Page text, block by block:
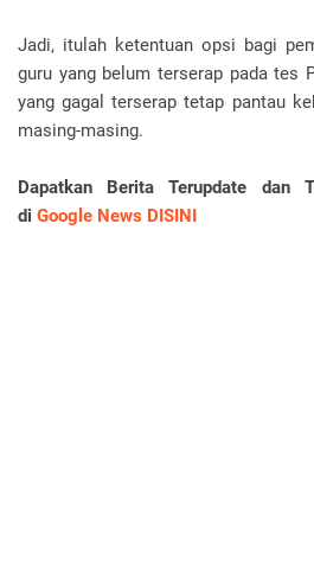
Jadi, itulah ketentuan opsi bagi
guru yang belum terserap pada tes
yang gagal terserap tetap pantau
masing-masing.
Dapatkan Berita Terupdate dan
di Google News DISINI